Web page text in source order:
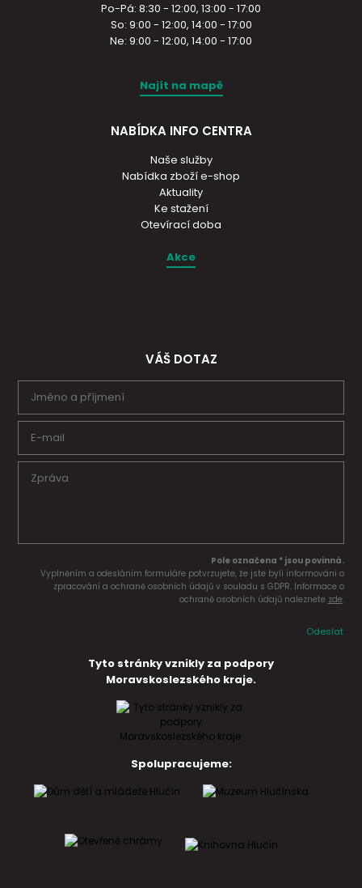
Po-Pá: 8:30 - 12:00, 13:00 - 17:00
So: 9:00 - 12:00, 14:00 - 17:00
Ne: 9:00 - 12:00, 14:00 - 17:00
Najít na mapě
NABÍDKA INFO CENTRA
Naše služby
Nabídka zboží e-shop
Aktuality
Ke stažení
Otevírací doba
Akce
VÁŠ DOTAZ
Pole označena * jsou povinná.
Vyplněním a odesláním formuláře potvrzujete, že jste byli informováni o
zpracování a ochraně osobních údajů v souladu s GDPR. Informace o
ochraně osobních údajů naleznete zde.
Odeslat
Tyto stránky vznikly za podpory
Moravskoslezského kraje.
Spolupracujeme: